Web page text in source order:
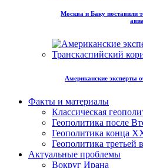
Москва и Баку поставили
Американские эксперты
Факты и материалы
Классическая
Геополитика после
Геополитика конца
Геополитика третьей
Актуальные проблемы
Вокруг Ирана